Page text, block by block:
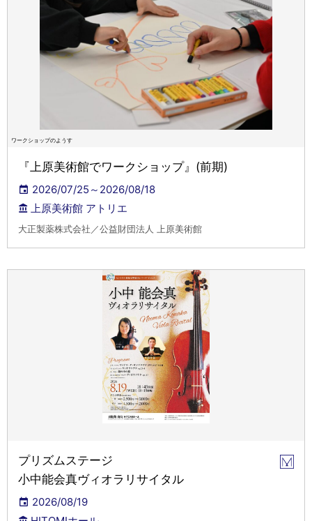
ワークショップのようす
『上原美術館でワークショップ』(前期)
2026/07/25～2026/08/18
上原美術館 アトリエ
大正製薬株式会社／公益財団法人 上原美術館
プリズムステージ
小中能会真ヴィオラリサイタル
2026/08/19